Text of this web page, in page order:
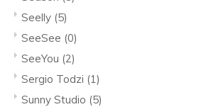
Seelly (5)
SeeSee (0)
SeeYou (2)
Sergio Todzi (1)
Sunny Studio (5)